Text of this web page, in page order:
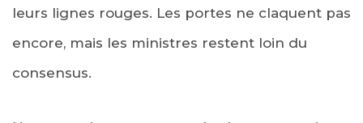
leurs lignes rouges. Les portes ne claquent pas
encore, mais les ministres restent loin du
consensus.